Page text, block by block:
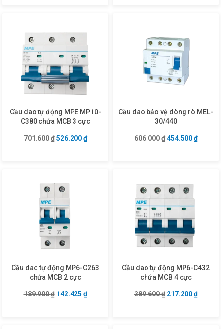
Cầu dao tự động MPE MP10-
C380 chứa MCB 3 cực
701.600₫ Giá gốc là: 701.600 ₫.
526.200₫Giá hiện tại là: 526.200 ₫.
Cầu dao bảo vệ dòng rò MEL-
30/440
606.000₫ Giá gốc là:
454.500₫Giá
Cầu dao tự động MP6-C263
chứa MCB 2 cực
189.900₫ Giá gốc là: 189.900 ₫.
142.425 ₫Giá hiện tại là: 142.425 ₫.
Cầu dao tự động MP6-C432
chứa MCB 4 cực
289.600₫ Giá gốc là:
217.200₫Giá